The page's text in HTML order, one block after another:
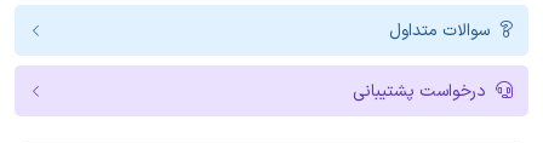
سوالات متداول
درخواست پشتیبانی